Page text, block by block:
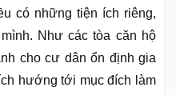
có những tiện ích riêng,
Như các tòa căn hộ
cho cư dân ổn định gia
hướng tới mục đích làm